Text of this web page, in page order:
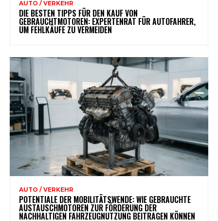
AUTO / VERKEHR
DIE BESTEN TIPPS FÜR DEN KAUF VON
GEBRAUCHTMOTOREN: EXPERTENRAT FÜR AUTOFAHRER,
UM FEHLKÄUFE ZU VERMEIDEN
AUTO / VERKEHR
POTENTIALE DER MOBILITÄTSWENDE: WIE GEBRAUCHTE
AUSTAUSCHMOTOREN ZUR FÖRDERUNG DER
NACHHALTIGEN FAHRZEUGNUTZUNG BEITRAGEN KÖNNEN